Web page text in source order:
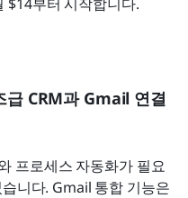
CRM과 Gmail 연결
프로세스 자동화가 필요